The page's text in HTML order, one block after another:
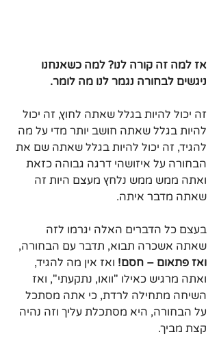
אז למה זה קורה לנו? למה כשאנחנו
ניגשים לבחורה נגמר לנו מה לומר.
זה יכול להיות בגלל שאתה לחוץ, זה יכול
להיות בגלל שאתה חושב יותר מדי על מה
להגיד, זה יכול להיות בגלל שאתה שם את
הבחורה על איזושהי דרגה גבוהה כזאת
ואתה ממש ממש נלחץ מעצם היות זה
שאתה מדבר איתה.
בעצם כל הדברים האלה יגרמו לזה
שאתה אשכרה תבוא, תדבר עם הבחורה,
ואז פתאום – חסם! ואז אין מה להגיד,
ואתה מרגיש כאילו "וואו, נתקעתי", ואז
השיחה מתחילה לרדת, כי אתה מסתכל
על הבחורה, היא מסתכלת עליך וזה נהיה
קצת מביך.